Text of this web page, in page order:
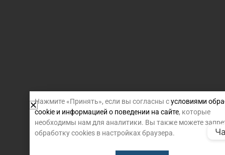
Нажмите «Принять», если вы согласны сусловиями
cookie и информацией о поведении на сайте, которые
необходимы нам для аналитики. Вы также можете
обработку cookies в настройках браузера.